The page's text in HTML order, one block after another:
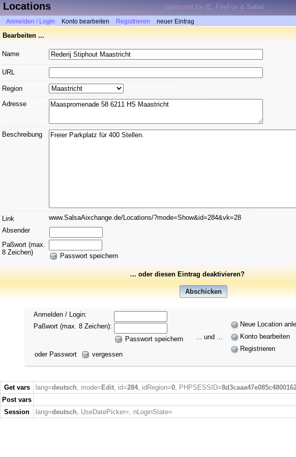
Locations optimized for IE, FireFox & Safari
Anmelden / Login Konto bearbeiten Registrieren neuer Eintrag
Bearbeiten ...
Name
URL
Region
Adresse
Beschreibung
Link www.SalsaAixchange.de/Locations/?mode=Show&id=284&vk=28
Absender
Paßwort (max.
8 Zeichen)
Passwort speichern
... oder diesen Eintrag deaktivieren?
Anmelden / Login:
Paßwort (max. 8 Zeichen):
Passwort speichern
oder Passwort
vergessen
... und ...
Neue Location
Konto bearbeiten
Registrieren
Get vars lang=deutsch, mode= Edit, id=284, idRegion=0, PHPSESSID=
Post vars
Session
lang=deutsch, UseDatePicker=, nLoginState=